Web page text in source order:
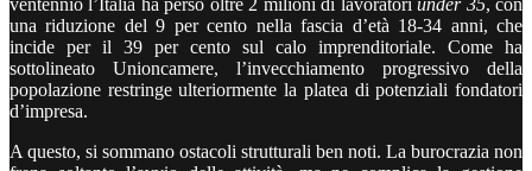
ventennio l’Italia ha perso oltre 2 milioni di lavoratoriunder 35, con
una riduzione del 9 per cento nella fascia d’età 18-34 anni, che
incide per il 39 per cento sul calo imprenditoriale. Come ha
sottolineato Unioncamere, l’invecchiamento progressivo della
popolazione restringe ulteriormente la platea di potenziali fondatori
d’impresa.
A questo, si sommano ostacoli strutturali ben noti. La burocrazia non